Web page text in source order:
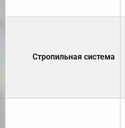
Стропильная система